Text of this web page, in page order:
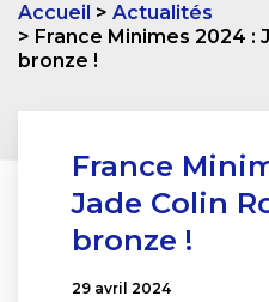
Accueil
Actualités
France Minimes 2024 :
bronze !
France
Jade Colin
bronze !
29 avril 2024